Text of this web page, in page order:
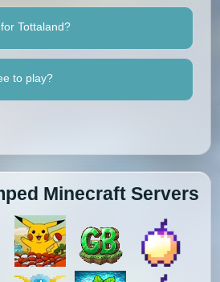
Tottaland?
to play?
Minecraft Servers